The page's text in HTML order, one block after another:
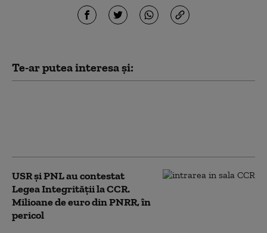
Te-ar putea interesa și:
USR și PNL au contestat
Legea Integrității la CCR.
Milioane de euro din PNRR, în
pericol